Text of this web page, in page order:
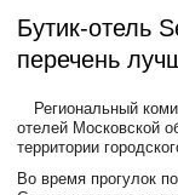
Бутик-отель
перечень
Региональный
отелей Московской
территории
Во время прогулок